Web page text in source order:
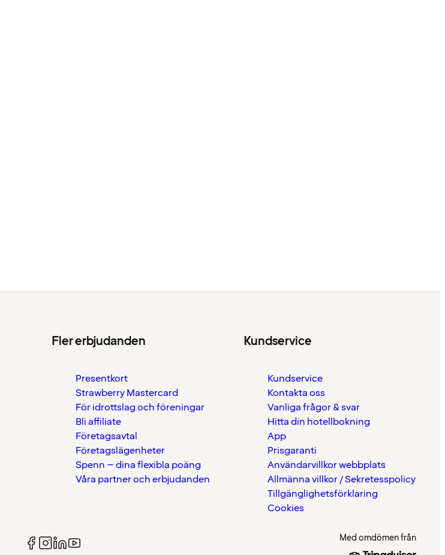
Fler erbjudanden
Presentkort
Strawberry Mastercard
För idrottslag och föreningar
Bli affiliate
Företagsavtal
Företagslägenheter
Spenn – dina flexibla poäng
Våra partner och erbjudanden
Kundservice
Kundservice
Kontakta oss
Vanliga frågor & svar
Hitta din hotellbokning
App
Prisgaranti
Användarvillkor webbplats
Allmänna villkor / Sekretesspolicy
Tillgänglighetsförklaring
Cookies
Med omdömen från